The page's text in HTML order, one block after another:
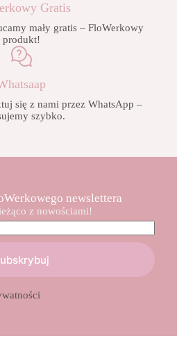
Gratis
mały gratis – FloWerkowy
produkt!
się z nami przez WhatsApp –
szybko.
newslettera
z nowościami!